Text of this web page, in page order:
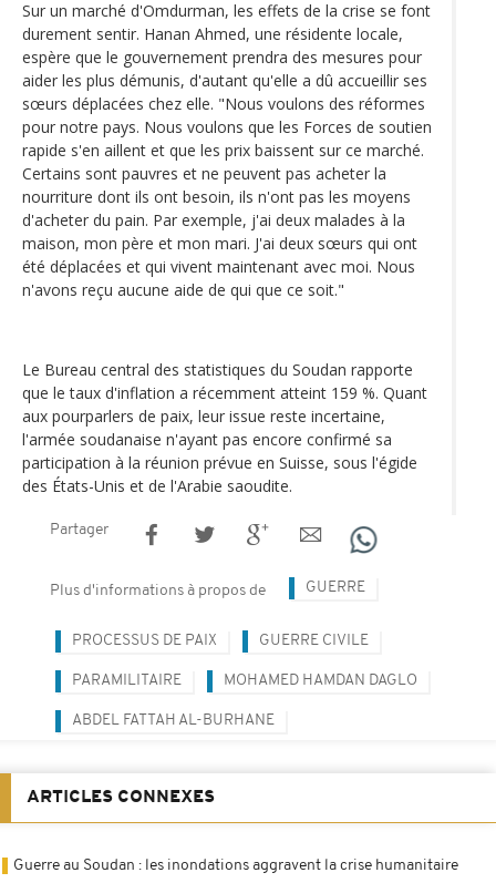
Sur un marché d'Omdurman, les effets de la crise se font
durement sentir. Hanan Ahmed, une résidente locale,
espère que le gouvernement prendra des mesures pour
aider les plus démunis, d'autant qu'elle a dû accueillir ses
sœurs déplacées chez elle. "Nous voulons des réformes
pour notre pays. Nous voulons que les Forces de soutien
rapide s'en aillent et que les prix baissent sur ce marché.
Certains sont pauvres et ne peuvent pas acheter la
nourriture dont ils ont besoin, ils n'ont pas les moyens
d'acheter du pain. Par exemple, j'ai deux malades à la
maison, mon père et mon mari. J'ai deux sœurs qui ont
été déplacées et qui vivent maintenant avec moi. Nous
n'avons reçu aucune aide de qui que ce soit."
Le Bureau central des statistiques du Soudan rapporte
que le taux d'inflation a récemment atteint 159 %. Quant
aux pourparlers de paix, leur issue reste incertaine,
l'armée soudanaise n'ayant pas encore confirmé sa
participation à la réunion prévue en Suisse, sous l'égide
des États-Unis et de l'Arabie saoudite.
Partager
Plus d'informations à propos de GUERRE
PROCESSUS DE PAIX GUERRE CIVILE
PARAMILITAIRE MOHAMED HAMDAN DAGLO
ABDEL FATTAH AL-BURHANE
ARTICLES CONNEXES
Guerre au Soudan : les inondations aggravent la crise humanitaire